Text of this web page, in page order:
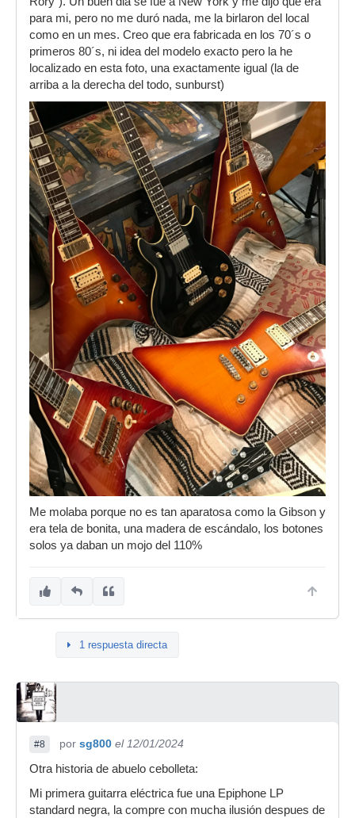
para mi, pero no me duró nada, me la birlaron del local
como en un mes. Creo que era fabricada en los 70´s o
primeros 80´s, ni idea del modelo exacto pero la he
localizado en esta foto, una exactamente igual (la de
arriba a la derecha del todo, sunburst)
Me molaba porque no es tan aparatosa como la Gibson y
era tela de bonita, una madera de escándalo, los botones
solos ya daban un mojo del 110%
1 respuesta directa
#8 por sg800 el 12/01/2024
Otra historia de abuelo cebolleta:
Mi primera guitarra eléctrica fue una Epiphone LP
standard negra, la compre con mucha ilusión despues de